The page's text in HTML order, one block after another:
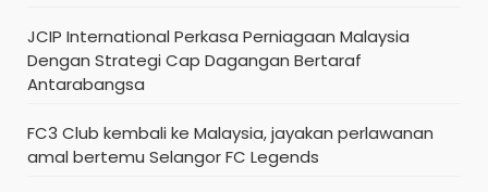
JCIP International Perkasa Perniagaan Malaysia
Dengan Strategi Cap Dagangan Bertaraf
Antarabangsa
FC3 Club kembali ke Malaysia, jayakan perlawanan
amal bertemu Selangor FC Legends